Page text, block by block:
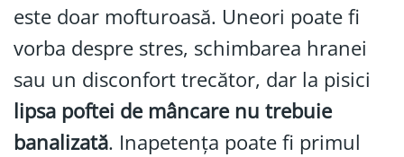
este doar mofturoasă. Uneori poate fi
vorba despre stres, schimbarea hranei
sau un disconfort trecător, dar la pisici
lipsa poftei de mâncare nu trebuie
banalizată. Inapetența poate fi primul